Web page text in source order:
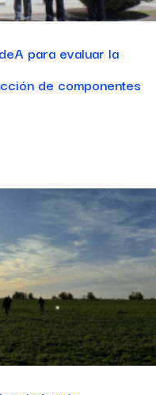
para evaluar la
de componentes